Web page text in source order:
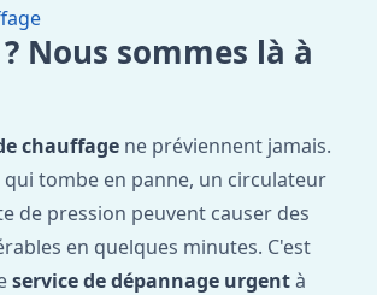
Nous sommes là à
chauffage ne préviennent jamais.
qui tombe en panne, un circulateur
de pression peuvent causer des
en quelques minutes. C'est
service de dépannage urgentà